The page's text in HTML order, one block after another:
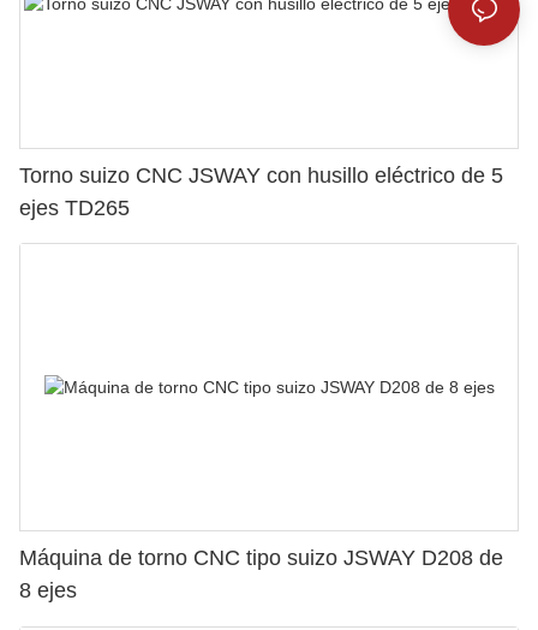
Torno suizo CNC JSWAY con husillo eléctrico de 5
ejes TD265
Máquina de torno CNC tipo suizo JSWAY D208 de
8 ejes